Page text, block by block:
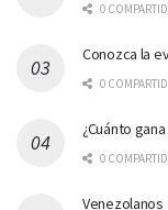
0
Conozca la
0
¿Cuánto
0
Venezolanos